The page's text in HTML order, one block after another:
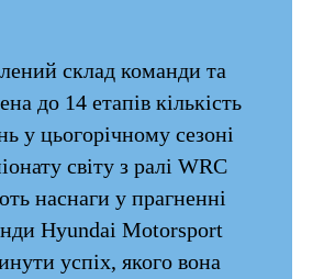
склад команди та
до 14 етапів кількість
у цьогорічному сезоні
світу з ралі WRC
наснаги у прагненні
Hyundai Motorsport
успіх, якого вона